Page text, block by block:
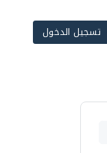
تسجيل الدخول